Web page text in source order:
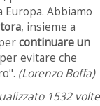
Abbiamo
, insieme a
continuare un
per evitare che
(Lorenzo Boffa)
1532 volte